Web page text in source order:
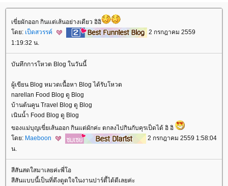
เขี่ยผักออก กินแต่เส้นอย่างเดียว อิอิ
ดย: เป็ดสวรรค์
2 กรกฎาคม 2559
1:19:32 น.
บันทึกการโหวต Blog ในวันนี้
ผู้เขียน Blog หมวดเนื้อหา Blog ได้รับโหวต
narellan Food Blog ดู Blog
บ้านต้นคูน Travel Blog ดู Blog
เนินน้ำ Food Blog ดู Blog
ของแม่บุญเขี่ยเส้นออก กินแต่ผักค่ะ ตกลงไปกินกับคุรเป็ดได้ อิ อิ
ดย: Maeboon
2 กรกฎาคม 2559 1:58:04
น.
สีสันสดใสมาเลยค่ะพี่โอ
สีสันแบบนี้เป็นที่ดึงดูดใจในงานปาร์ตี้ได้ดีเลยค่ะ